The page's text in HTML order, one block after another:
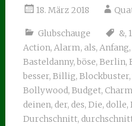
18. März 2018
Glubschauge &, 1
Action, Alarm, als, Anfang,
Basteldanny, böse, Berlin,
besser, Billig, Blockbuster,
Bollywood, Budget,
deinen, der, des, Die, dolle,
Durchschnitt,